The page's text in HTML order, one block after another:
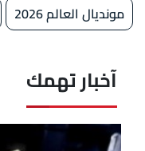
مونديال العالم 2026
آخبار تهمك